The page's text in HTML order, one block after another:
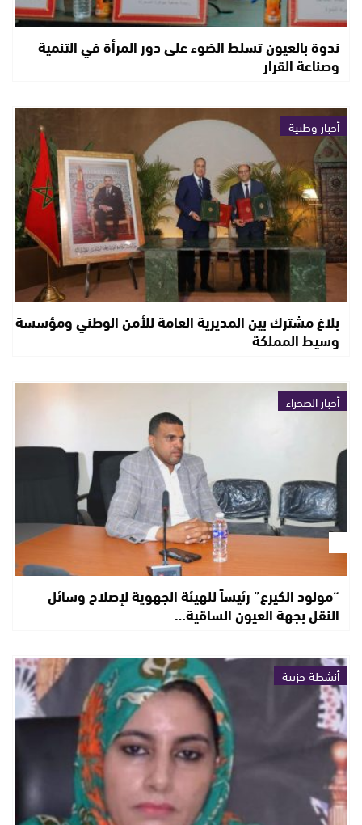
ندوة بالعيون تسلط الضوء على دور المرأة في التنمية
وصناعة القرار
أخبار وطنية
بلاغ مشترك بين المديرية العامة للأمن الوطني ومؤسسة
وسيط المملكة
أخبار الصحراء
“مولود الكيرع” رئيساً للهيئة الجهوية لإصلاح وسائل
النقل بجهة العيون الساقية…
أنشطة حزبية